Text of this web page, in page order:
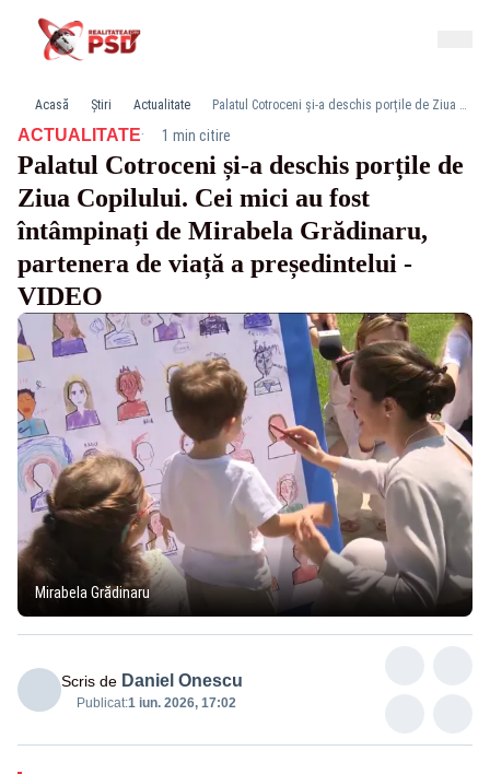
Acasă Știri Actualitate Palatul Cotroceni și-a deschis porțile de Ziua Copilului. Cei mici au fost întâmpinați de Mirabela Grădinaru, partenera de viață a președintelui -VIDEO
ACTUALITATE· 1 min citire
Palatul Cotroceni și-a deschis porțile de
Ziua Copilului. Cei mici au fost
întâmpinați de Mirabela Grădinaru,
partenera de viață a președintelui -
VIDEO
Mirabela Grădinaru
Scris de Daniel Onescu
Publicat:1 iun. 2026, 17:02